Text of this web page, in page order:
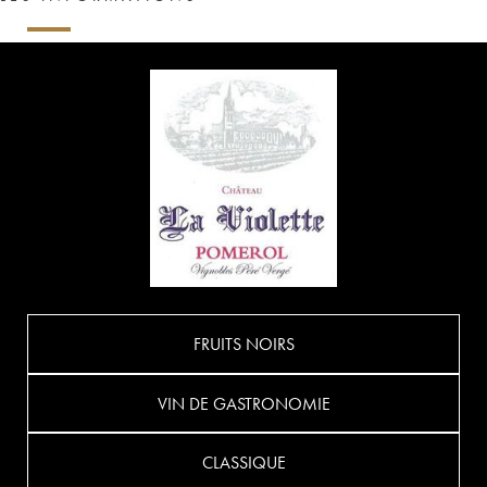
FRUITS NOIRS
VIN DE GASTRONOMIE
CLASSIQUE